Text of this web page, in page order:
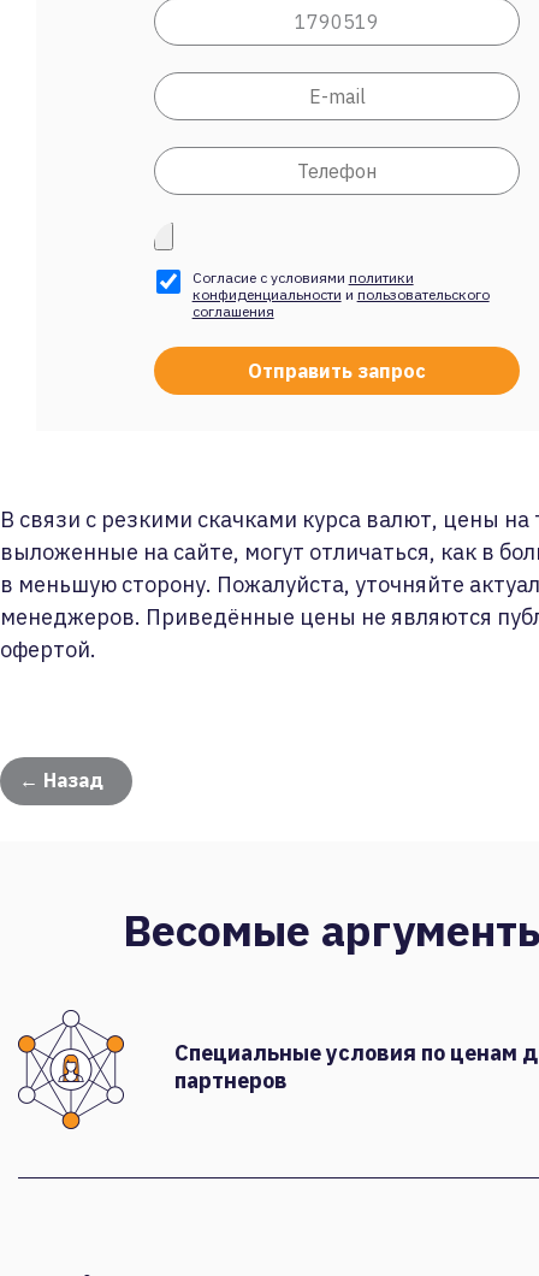
Согласие с условиями политики
конфиденциальности и пользовательского
соглашения
В связи с резкими скачками курса валют, цены на
выложенные на сайте, могут отличаться, как в
в меньшую сторону. Пожалуйста, уточняйте
менеджеров. Приведённые цены не являются
офертой.
← Назад
Весомые
Специальные условия по ценам
партнеров